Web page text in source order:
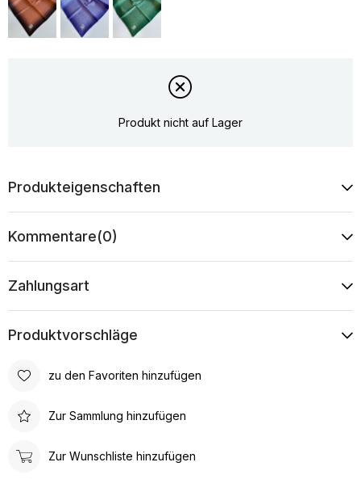
Produkt nicht auf Lager
Produkteigenschaften
Kommentare(0)
Zahlungsart
Produktvorschläge
zu den Favoriten hinzufügen
Zur Sammlung hinzufügen
Zur Wunschliste hinzufügen